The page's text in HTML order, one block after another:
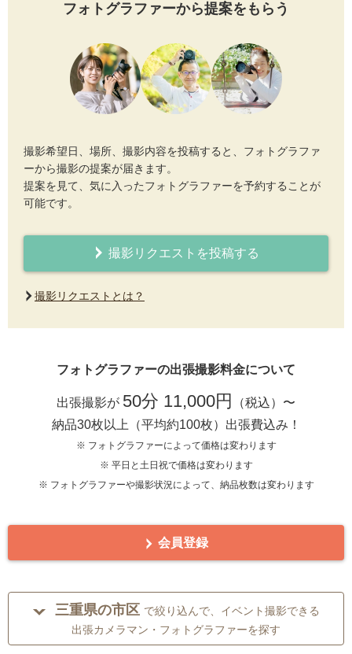
フォトグラファーから提案をもらう
撮影希望日、場所、撮影内容を投稿すると、フォトグラファ
ーから撮影の提案が届きます。
提案を見て、気に入ったフォトグラファーを予約することが
可能です。
撮影リクエストを投稿する
撮影リクエストとは？
フォトグラファーの出張撮影料金について
出張撮影が 50分 11,000円
（税込）〜
納品30枚以上（平均約100枚）出張費込み！
※ フォトグラファーによって価格は変わります
※ 平日と土日祝で価格は変わります
※ フォトグラファーや撮影状況によって、納品枚数は変わります
会員登録
三重県の市区 で絞り込んで、イベント撮影できる
出張カメラマン・フォトグラファーを探す